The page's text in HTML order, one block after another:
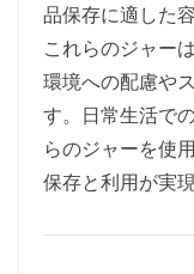
品保存に適した
これらのジャー
環境への配慮や
す。日常生活で
らのジャーを使
保存と利用が実現